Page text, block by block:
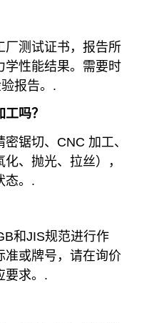
厂测试证书，报告所
学性能结果。需要时
报告。.
吗？
锯切、CNC 加工、
、抛光、拉丝），
态。.
和JIS规范进行作
准或牌号，请在询价
要求。.